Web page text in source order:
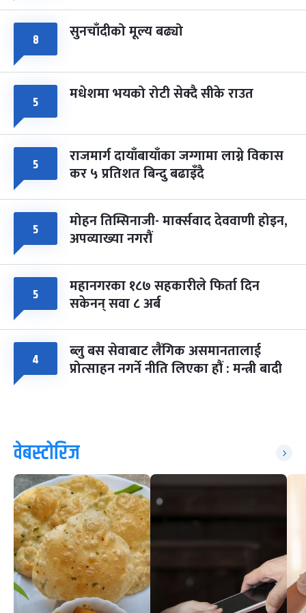
८ सुनचाँदीको मूल्य बढ्यो
५ मधेशमा भयको रोटी सेक्दै सीके राउत
५ राजमार्ग दायाँबायाँका जग्गामा लाग्ने विकास
कर ५ प्रतिशत बिन्दु बढाइँदै
५ मोहन तिम्सिनाजी- मार्क्सवाद देववाणी होइन,
अपव्याख्या नगरौं
५ महानगरका १८७ सहकारीले फिर्ता दिन
सकेनन् सवा ८ अर्ब
४ ब्लु बस सेवाबाट लैंगिक असमानतालाई
प्रोत्साहन नगर्ने नीति लिएका हौं : मन्त्री बादी
वेबस्टोरिज